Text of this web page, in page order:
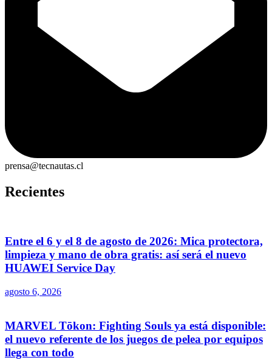
prensa@tecnautas.cl
Recientes
Entre el 6 y el 8 de agosto de 2026: Mica protectora,
limpieza y mano de obra gratis: así será el nuevo
HUAWEI Service Day
agosto 6, 2026
MARVEL Tōkon: Fighting Souls ya está disponible:
el nuevo referente de los juegos de pelea por equipos
llega con todo